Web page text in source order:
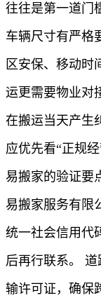
往往是第一道门
车辆尺寸有严格
区安保、移动时
运更需要物业对
在搬运当天产生
应优先看“正规
易搬家的验证要
易搬家服务有限
统一社会信用代
后再行联系。
输许可证，确保